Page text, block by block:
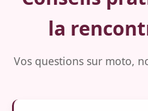
la
Vos questions sur moto,